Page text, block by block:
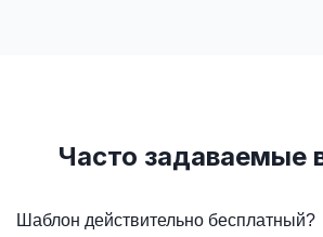
Часто задаваемые
Шаблон действительно бесплатный?